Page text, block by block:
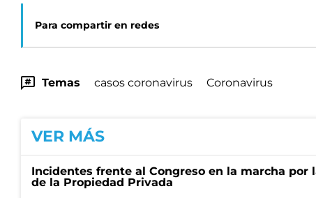
Para compartir en redes
Temas casos coronavirus Coronavirus
VER MÁS
Incidentes frente al Congreso en la marcha por
de la Propiedad Privada